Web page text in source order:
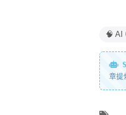
🧠 AI
章提